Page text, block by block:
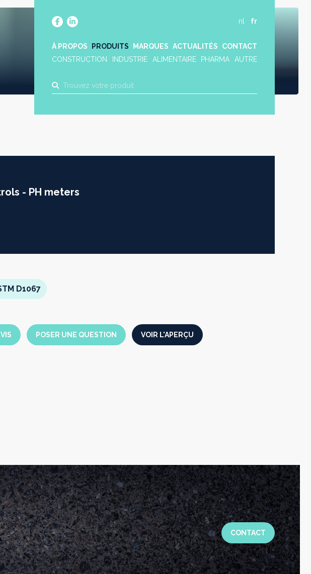
nl fr
À PROPOS PRODUITS MARQUES ACTUALITÉS
CONTACT
CONSTRUCTION
INDUSTRIE ALIMENTAIRE PHARMA AUTRE
- PH meters
D1067
POSER UNE QUESTION VOIR L'APERÇU
CONTACT